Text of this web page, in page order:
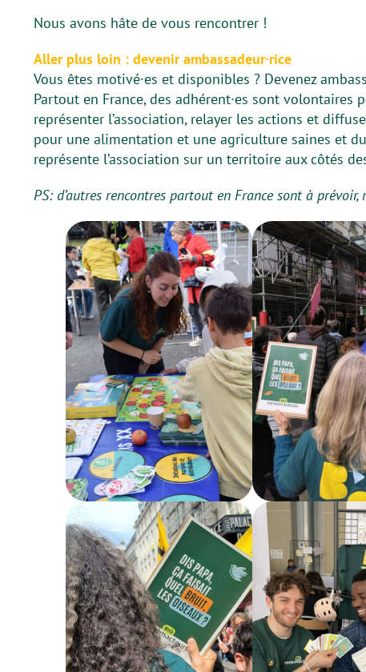
Nous avons hâte de vous rencontrer !
Aller plus loin : devenir ambassadeur·rice
Vous êtes motivé·es et disponibles ? Devenez
Partout en France, des adhérent·es sont volontaires
représenter l’association, relayer les actions et
pour une alimentation et une agriculture saines et
représente l’association sur un territoire aux côtés
PS: d’autres rencontres partout en France sont à prévoir,